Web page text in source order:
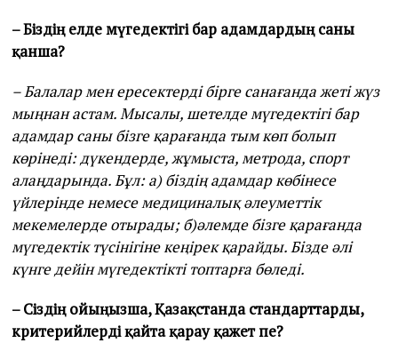
– Біздің елде мүгедектігі бар адамдардың саны
қанша?
– Балалар мен ересектерді бірге санағанда жеті жүз
мыңнан астам. Мысалы, шетелде мүгедектігі бар
адамдар саны бізге қарағанда тым көп болып
көрінеді: дүкендерде, жұмыста, метрода, спорт
алаңдарында. Бұл: а) біздің адамдар көбінесе
үйлерінде немесе медициналық әлеуметтік
мекемелерде отырады; б)әлемде бізге қарағанда
мүгедектік түсінігіне кеңірек қарайды. Бізде әлі
күнге дейін мүгедектікті топтарға бөледі.
– Сіздің ойыңызша, Қазақстанда стандарттарды,
критерийлерді қайта қарау қажет пе?